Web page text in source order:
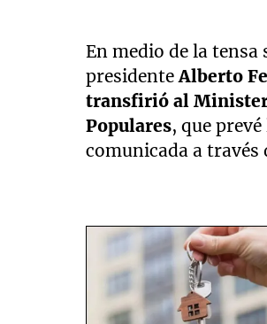
En medio de la
presidenteAlberto
transfirió al
Populares, que
comunicada a través